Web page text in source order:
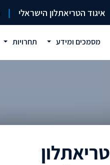
איגוד הטריאתלון הישראלי |
מסמכים ומידע תחרויות
טריאתלון